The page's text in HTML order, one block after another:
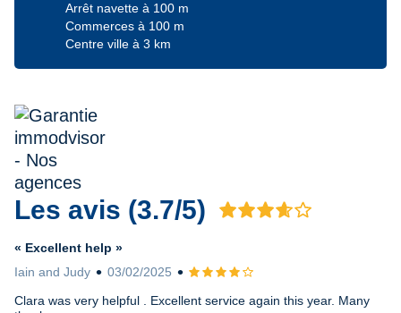
Arrêt navette à 100 m
Commerces à 100 m
Centre ville à 3 km
Les avis (3.7/5) Avis 3.7 sur 5
« Excellent help »
Iain and Judy
03/02/2025
Avis 4 sur 5
Clara was very helpful . Excellent service again this year. Many